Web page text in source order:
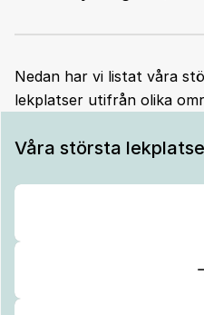
Nedan har vi listat våra
lekplatser utifrån olika
Våra största